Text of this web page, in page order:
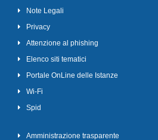
Note Legali
Privacy
Attenzione al phishing
Elenco siti tematici
Portale OnLine delle Istanze
Wi-Fi
Spid
Amministrazione trasparente